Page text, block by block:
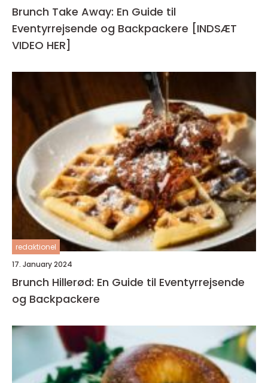
Brunch Take Away: En Guide til
Eventyrrejsende og Backpackere [INDSÆT
VIDEO HER]
redaktionel
17. January 2024
Brunch Hillerød: En Guide til Eventyrrejsende
og Backpackere